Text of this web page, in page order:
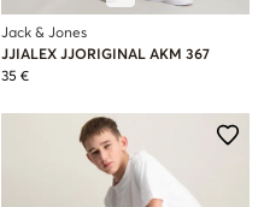
Jack & Jones
JJIALEX JJORIGINAL AKM 367
35 €